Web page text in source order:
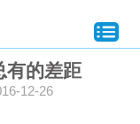
有的差距
12-26